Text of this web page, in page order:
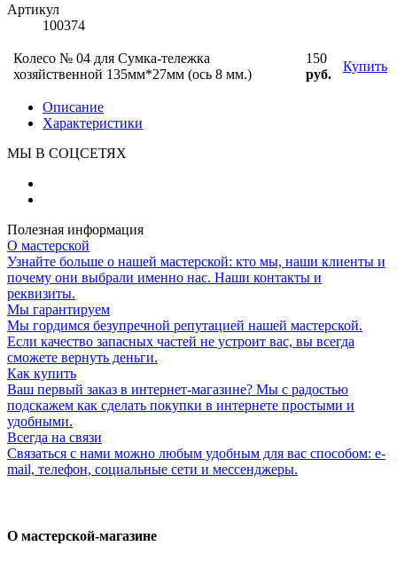
Артикул
100374
Колесо № 04 для Сумка-тележка
хозяйственной 135мм*27мм (ось 8 мм.)
150
руб.
Купить
Описание
Характеристики
МЫ В СОЦСЕТЯХ
Полезная информация
О мастерской
Узнайте больше о нашей мастерской: кто мы, наши клиенты и
почему они выбрали именно нас. Наши контакты и
реквизиты.
Мы гарантируем
Мы гордимся безупречной репутацией нашей мастерской.
Если качество запасных частей не устроит вас, вы всегда
сможете вернуть деньги.
Как купить
Ваш первый заказ в интернет-магазине? Мы с радостью
подскажем как сделать покупки в интернете простыми и
удобными.
Всегда на связи
Связаться с нами можно любым удобным для вас способом: e-
mail, телефон, социальные сети и мессенджеры.
О мастерской-магазине